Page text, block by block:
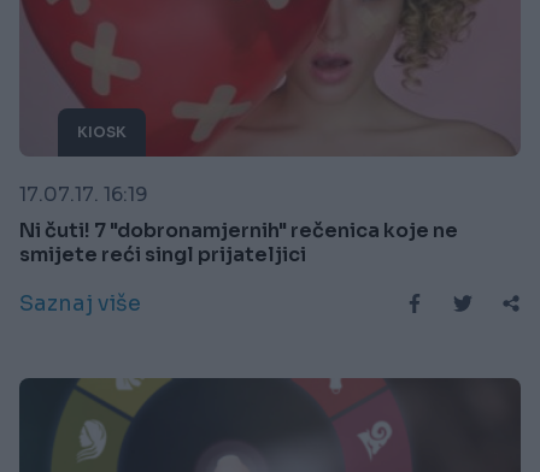
KIOSK
17.07.17. 16:19
Ni čuti! 7 "dobronamjernih" rečenica koje ne
smijete reći singl prijateljici
Saznaj više